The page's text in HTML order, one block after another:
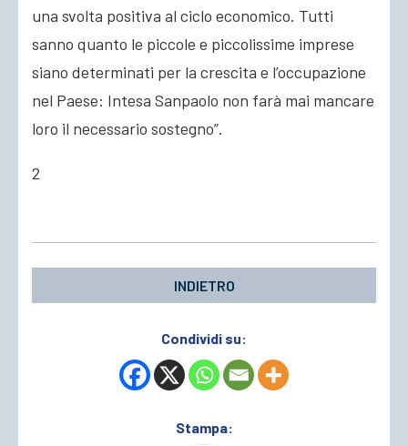
una svolta positiva al ciclo economico. Tutti
sanno quanto le piccole e piccolissime imprese
siano determinati per la crescita e l’occupazione
nel Paese: Intesa Sanpaolo non farà mai mancare
loro il necessario sostegno”.
2
INDIETRO
Condividi su:
Stampa: